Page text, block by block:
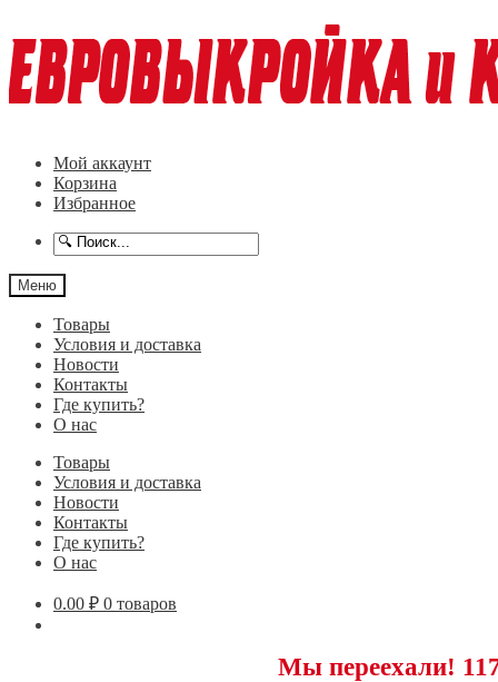
к
навигации
к
содержимому
Мой аккаунт
Корзина
Избранное
Меню
Товары
Условия и доставка
Новости
Контакты
Где купить?
О нас
Товары
Условия и доставка
Новости
Контакты
Где купить?
О нас
0.00 ₽ 0 товаров
Мы переехали! 117593